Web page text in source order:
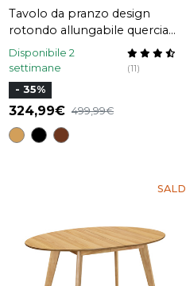
Tavolo da pranzo design
rotondo allungabile quercia
L120-150 LEENA
Disponibile 2
settimane
(11)
- 35%
324,99 499,99